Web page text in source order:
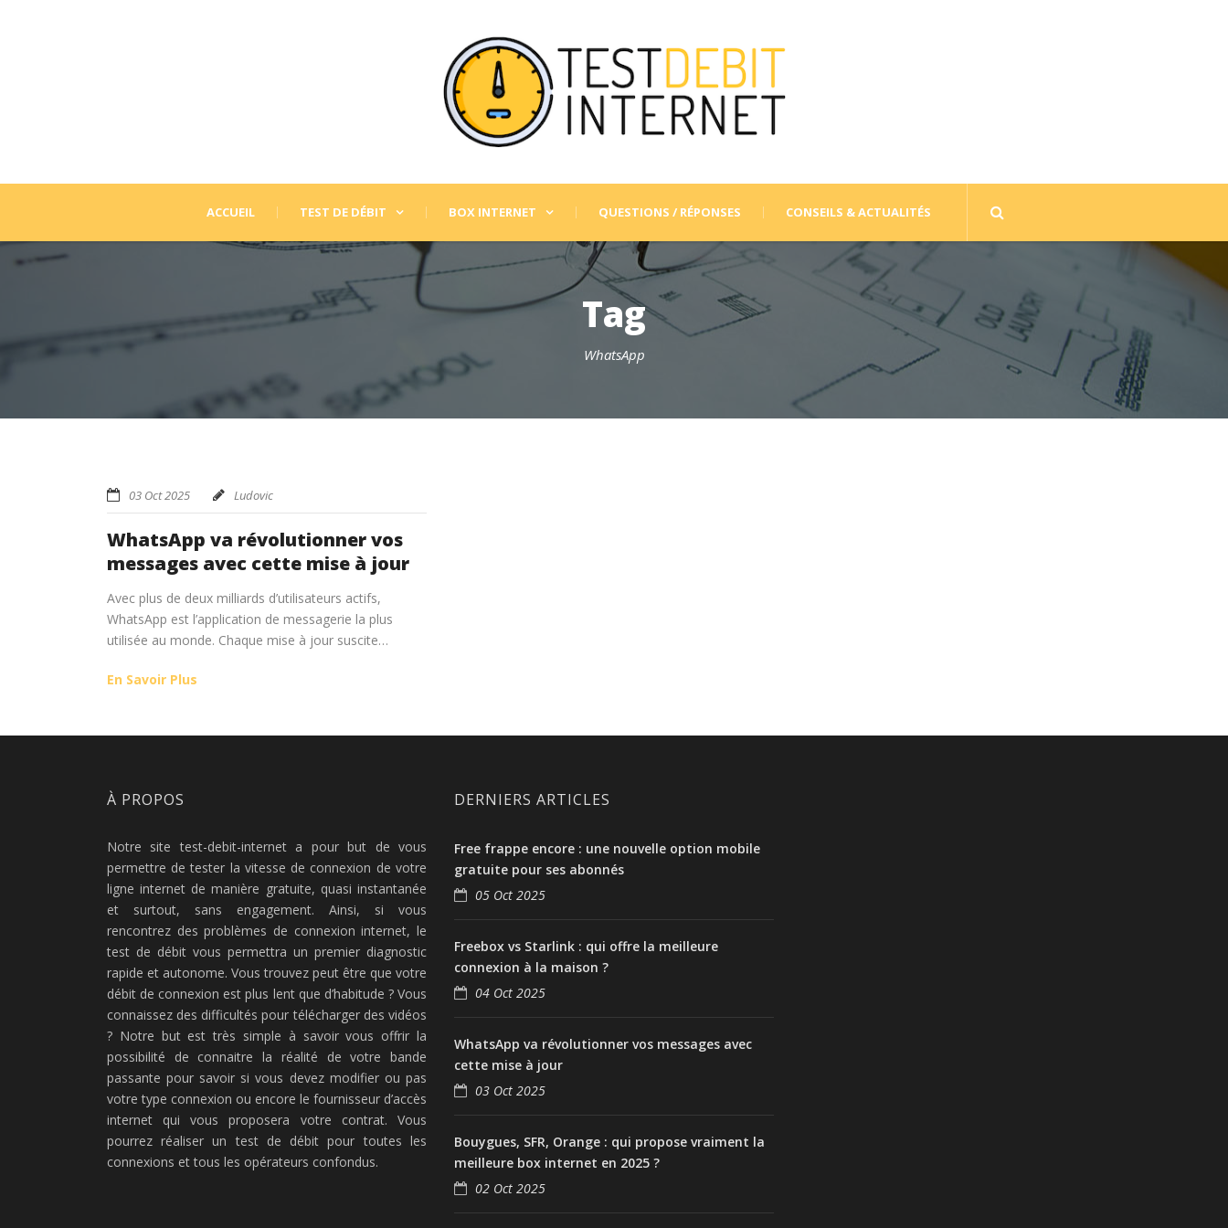
ACCUEIL TEST DE DÉBIT BOX INTERNET QUESTIONS / RÉPONSES CONSEILS & ACTUALITÉS
Tag
WhatsApp
03 Oct 2025 Ludovic
WhatsApp va révolutionner vos
messages avec cette mise à jour
Avec plus de deux milliards d’utilisateurs actifs,
WhatsApp est l’application de messagerie la plus
utilisée au monde. Chaque mise à jour suscite…
En Savoir Plus
À PROPOS
Notre site test-debit-internet a pour but de vous
permettre de tester la vitesse de connexion de votre
ligne internet de manière gratuite, quasi instantanée
et surtout, sans engagement. Ainsi, si vous
rencontrez des problèmes de connexion internet, le
test de débit vous permettra un premier diagnostic
rapide et autonome. Vous trouvez peut être que votre
débit de connexion est plus lent que d’habitude ? Vous
connaissez des difficultés pour télécharger des vidéos
? Notre but est très simple à savoir vous offrir la
possibilité de connaitre la réalité de votre bande
passante pour savoir si vous devez modifier ou pas
votre type connexion ou encore le fournisseur d’accès
internet qui vous proposera votre contrat. Vous
pourrez réaliser un test de débit pour toutes les
connexions et tous les opérateurs confondus.
DERNIERS ARTICLES
Free frappe encore : une nouvelle option mobile
gratuite pour ses abonnés
05 Oct 2025
Freebox vs Starlink : qui offre la meilleure
connexion à la maison ?
04 Oct 2025
WhatsApp va révolutionner vos messages avec
cette mise à jour
03 Oct 2025
Bouygues, SFR, Orange : qui propose vraiment la
meilleure box internet en 2025 ?
02 Oct 2025